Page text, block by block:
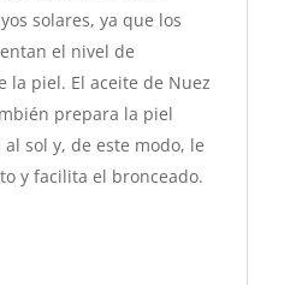
solares, ya que los
el nivel de
la piel. El aceite de Nuez
prepara la piel
sol y, de este modo, le
y facilita el bronceado.